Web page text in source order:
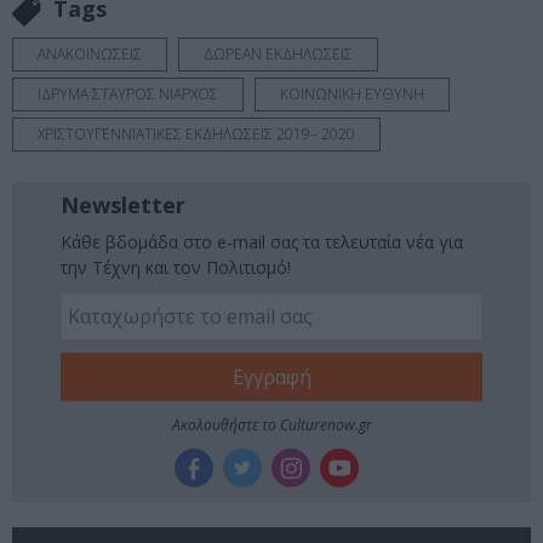
Tags
ΑΝΑΚΟΙΝΩΣΕΙΣ
ΔΩΡΕΑΝ ΕΚΔΗΛΩΣΕΙΣ
ΙΔΡΥΜΑ ΣΤΑΥΡΟΣ ΝΙΑΡΧΟΣ
ΚΟΙΝΩΝΙΚΗ ΕΥΘΥΝΗ
ΧΡΙΣΤΟΥΓΕΝΝΙΑΤΙΚΕΣ ΕΚΔΗΛΩΣΕΙΣ 2019– 2020
Newsletter
Κάθε βδομάδα στο e-mail σας τα τελευταία νέα για
την Τέχνη και τον Πολιτισμό!
Ακολουθήστε το Culturenow.gr